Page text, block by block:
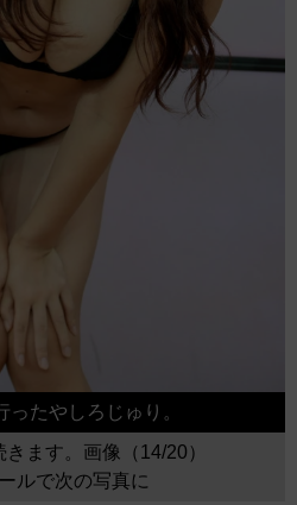
たやしろじゅり。
ます。画像（14/20）
ルで次の写真に